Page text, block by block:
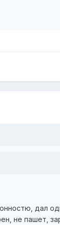
дал
не пашет,